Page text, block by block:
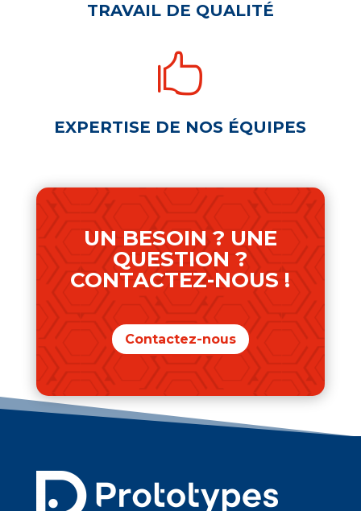
TRAVAIL DE QUALITÉ

EXPERTISE DE NOS ÉQUIPES
UN BESOIN ? UNE
QUESTION ?
CONTACTEZ-NOUS !
Contactez-nous